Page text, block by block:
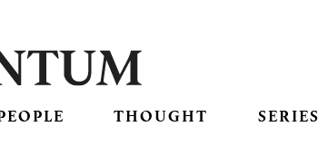
THOUGHT SERIES